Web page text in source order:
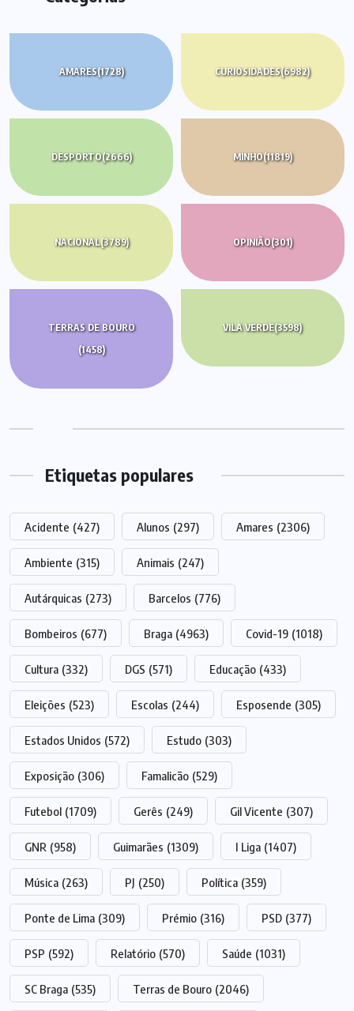
AMARES(1728) CURIOSIDADES(6982)
DESPORTO(2666) MINHO(11819)
NACIONAL(3789) OPINIÃO(301)
TERRAS DE BOURO
(1458)
VILA VERDE(3598)
Etiquetas populares
Acidente (427) Alunos (297) Amares (2306)
Ambiente (315) Animais (247)
Autárquicas (273) Barcelos (776)
Bombeiros (677) Braga (4963) Covid-19 (1018)
Cultura (332) DGS (571) Educação (433)
Eleições (523) Escolas (244) Esposende (305)
Estados Unidos (572) Estudo (303)
Exposição (306) Famalicão (529)
Futebol (1709) Gerês (249) Gil Vicente (307)
GNR (958) Guimarães (1309) I Liga (1407)
Música (263) PJ (250) Política (359)
Ponte de Lima (309) Prémio (316) PSD (377)
PSP (592) Relatório (570) Saúde (1031)
SC Braga (535) Terras de Bouro (2046)